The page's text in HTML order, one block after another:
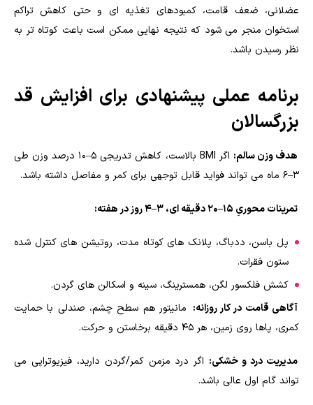
عضلانی، ضعف قامت، کمبودهای تغذیه ای و حتی کاهش تراکم
استخوان منجر می شود که نتیجه نهایی ممکن است باعث کوتاه تر به
نظر رسیدن باشد.
برنامه عملی پیشنهادی برای افزایش قد
بزرگسالان
هدف وزن سالم:
اگر BMI بالاست، کاهش تدریجی ۵–۱۰ درصد وزن طی
۳–۶ ماه می تواند فواید قابل توجهی برای کمر و مفاصل داشته باشد.
تمرینات محوریِ ۱۵–۲۰ دقیقه ای، ۳–۴ روز در هفته:
پل باسن، ددباگ، پلانک های کوتاه مدت، روتیشن های کنترل شده
ستون فقرات.
کشش فلکسور لگن، همسترینگ، سینه و اسکالن های گردن.
آگاهی قامت در کار روزانه: مانیتور هم سطح چشم، صندلی با حمایت
کمری، پاها روی زمین، هر ۴۵ دقیقه برخاستن و حرکت.
مدیریت درد و خشکی: اگر درد مزمن کمر/گردن دارید، فیزیوتراپی می
تواند گام اول عالی باشد.